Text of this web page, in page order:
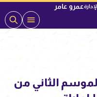
عمرو عامر
الثاني من